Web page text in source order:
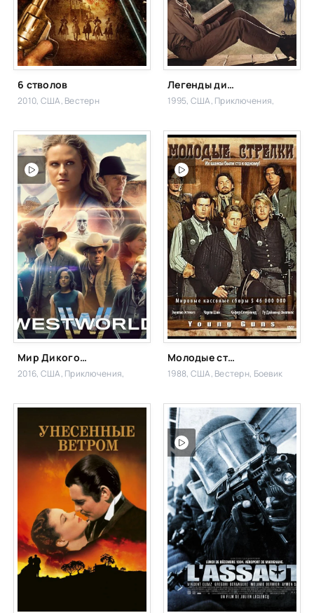
6 стволов
2010, США, Вестерн
Легенды дикого запада
1995, США, Приключения,
Мир Дикого Запада
2016, США, Приключения,
Молодые стрелки
1988, США, Вестерн, Боевик